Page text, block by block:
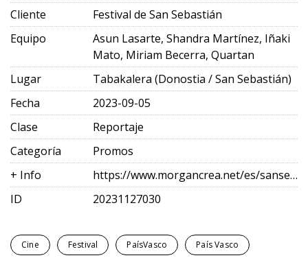
Cliente
Festival de San Sebastián
Equipo
Asun Lasarte, Shandra Martínez, Iñaki
Mato, Miriam Becerra, Quartan
Lugar
Tabakalera (Donostia / San Sebastián)
Fecha
2023-09-05
Clase
Reportaje
Categoría
Promos
+ Info
https://www.morgancrea.net/es/sansebastianfes.html
ID
20231127030
Cine Festival PaísVasco País Vasco